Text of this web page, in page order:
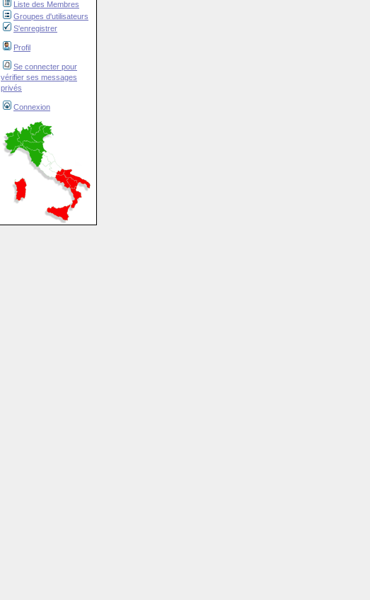
Liste des Membres
Groupes d'utilisateurs
S'enregistrer
Profil
Se connecter pour
vérifier ses messages
privés
Connexion